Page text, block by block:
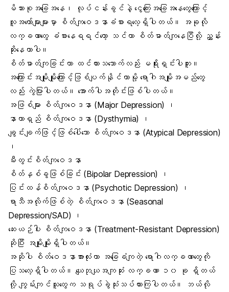
မိသားစုအခြေအနေ၊
လုပ်ငန်းခွင် နဲ့ ငွေကြေးအခြေအနေတွေကြောင့်
လူအတော်များများမှာ စိတ်ကျဝေဒနာခံစားရလေ့ရှိပါတယ်။ အခုလို
လက္ခဏာတွေ ခံစားနေရရင်တော့ သင်ဟာ စိတ်ဓာတ်ကျနေပြီလို့ ညွှန်း
ဆိုးနေတာပါ။
စိတ်ဓာတ်ကျခြင်းဟာ ထင်ထားသဘောက်လည်း မရိုးရှင်းပါဘူး။
အကြောင်းအမျိုးမျိုးကြောင့်ဖြစ်ပျက်နိုင်တာမို့ ရောဂါအမျိုးအမည်တွေ
လည်း ကွဲပြားပါတယ်။ အောက်ပါအတိုင်းဖြစ်ပါတယ်။
အဖြစ်များ စိတ်ကျဝေဒနာ (Major Depression) ၊
နာတာရှည် စိတ်ကျဝေဒနာ (Dysthymia) ၊
ချွင်းချက်ဖြင့်ဖြစ်ပေါ်သော စိတ်ကျဝေဒနာ (Atypical Depression)
၊
မီးတွင်းစိတ်ကျဝေဒနာ
စိတ်နှစ်ခွဖြစ်ခြင်း (Bipolar Depression) ၊
ပြင်းထန်စိတ်ကျဝေဒနာ (Psychotic Depression) ၊
ရာသီအလိုက်ဖြစ်တဲ့ စိတ်ကျဝေဒနာ (Seasonal
Depression/SAD) ၊
ဆေးယဉ်ပါး စိတ်ကျဝေဒနာ (Treatment-Resistant Depression)
ဆိုပြီး အမျိုးမျိုးရှိပါတယ်။
အဆိုပါ စိတ်ဝေဒနာ အားလုံးဟာ အခြေခံကျတဲ့ ရောဂါလက္ခဏာတွေကို
ပြသလေ့ရှိပါတယ်။ ယျေဘုယျအကျဆုံး လက္ခဏာ ၁၀ ခု ရှိတယ်
လို့ ကျွမ်းကျင်သူတွေက သရုပ်ခွဲသုံးသပ်ထားကြပါတယ်။ ဘယ်လို